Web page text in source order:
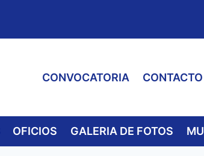
CONVOCATORIA CONTACTO
OFICIOS GALERIA DE FOTOS